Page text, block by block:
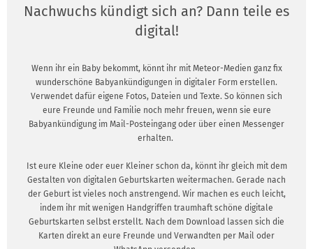
Nachwuchs kündigt sich an? Dann teile es
digital!
Wenn ihr ein Baby bekommt, könnt ihr mit Meteor-Medien ganz fix
wunderschöne Babyankündigungen in digitaler Form erstellen.
Verwendet dafür eigene Fotos, Dateien und Texte. So können sich
eure Freunde und Familie noch mehr freuen, wenn sie eure
Babyankündigung im Mail-Posteingang oder über einen Messenger
erhalten.
Ist eure Kleine oder euer Kleiner schon da, könnt ihr gleich mit dem
Gestalten von digitalen Geburtskarten weitermachen. Gerade nach
der Geburt ist vieles noch anstrengend. Wir machen es euch leicht,
indem ihr mit wenigen Handgriffen traumhaft schöne digitale
Geburtskarten selbst erstellt. Nach dem Download lassen sich die
Karten direkt an eure Freunde und Verwandten per Mail oder